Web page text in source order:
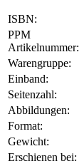
ISBN:
PPM
Artikelnummer:
Warengruppe:
Einband:
Seitenzahl:
Abbildungen:
Format:
Gewicht:
Erschienen bei: